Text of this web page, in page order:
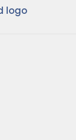
logo